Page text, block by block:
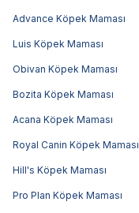
Advance Köpek Maması
Luis Köpek Maması
Obivan Köpek Maması
Bozita Köpek Maması
Acana Köpek Maması
Royal Canin Köpek Maması
Hill's Köpek Maması
Pro Plan Köpek Maması